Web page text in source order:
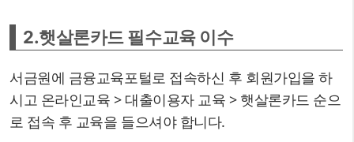
2.햇살론카드 필수교육 이수
서금원에 금융교육포털로 접속하신 후 회원가입을 하
시고 온라인교육 > 대출이용자 교육 > 햇살론카드 순으
로 접속 후 교육을 들으셔야 합니다.